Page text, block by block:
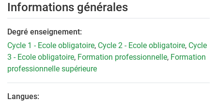
Informations générales
Degré enseignement:
Cycle 1 - Ecole obligatoire, Cycle 2 - Ecole obligatoire, Cycle
3 - Ecole obligatoire, Formation professionnelle, Formation
professionnelle supérieure
Langues: